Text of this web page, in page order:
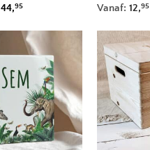
Oorspronkelijke prijs was: 52,95.
44,95Huidige prijs is: 44,95.
Vanaf: 12,95